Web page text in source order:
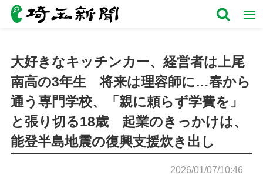
大好きなキッチンカー、経営者は上尾
南高の3年生 将来は理容師に…春から
通う専門学校、「親に頼らず学費を」
と張り切る18歳 起業のきっかけは、
能登半島地震の復興支援炊き出し
2026/01/07/10:46